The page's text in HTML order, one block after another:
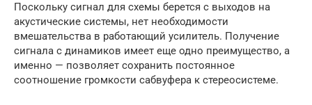
Поскольку сигнал для схемы берется с выходов на
акустические системы, нет необходимости
вмешательства в работающий усилитель. Получение
сигнала с динамиков имеет еще одно преимущество, а
именно — позволяет сохранить постоянное
соотношение громкости сабвуфера к стереосистеме.